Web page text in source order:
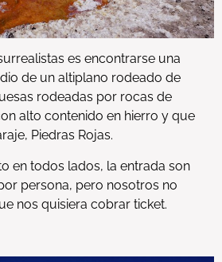
es encontrarse una
de un altiplano rodeado de
rodeadas por rocas de
alto contenido en hierro y que
Piedras Rojas.
en todos lados, la entrada son
persona, pero nosotros no
nos quisiera cobrar ticket.